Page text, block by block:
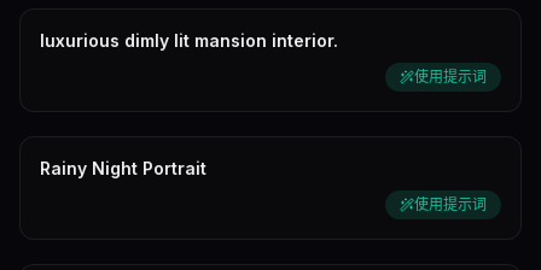
luxurious dimly lit mansion interior.
使用提示词
Rainy Night Portrait
使用提示词